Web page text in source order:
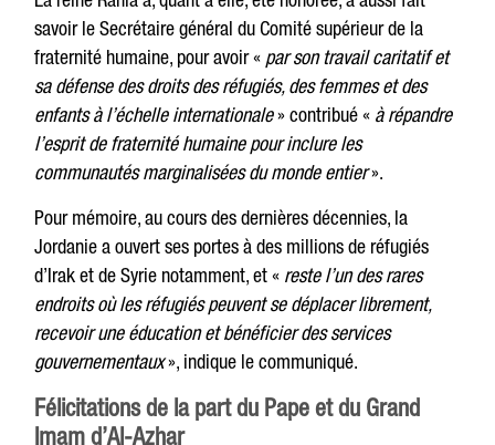
savoir le Secrétaire général du Comité supérieur de la
fraternité humaine, pour avoir « par son travail caritatif et
sa défense des droits des réfugiés, des femmes et des
enfants à l’échelle internationale» contribué « à répandre
l’esprit de fraternité humaine pour inclure les
communautés marginalisées du monde entier».
Pour mémoire, au cours des dernières décennies, la
Jordanie a ouvert ses portes à des millions de réfugiés
d’Irak et de Syrie notamment, et « reste l’un des rares
endroits où les réfugiés peuvent se déplacer librement,
recevoir une éducation et bénéficier des services
gouvernementaux», indique le communiqué.
Félicitations de la part du Pape et du Grand
Imam d’Al-Azhar